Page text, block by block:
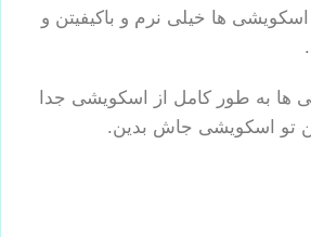
ها خیلی نرم و باکیفیتن و
ها به طور کامل از اسکویشی جدا
تو اسکویشی جاش بدین.